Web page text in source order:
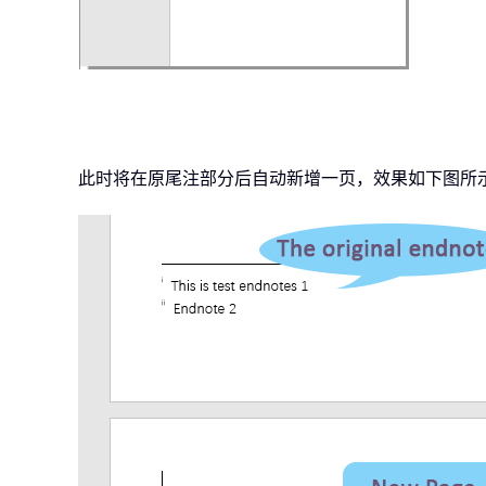
此时将在原尾注部分后自动新增一页，效果如下图所